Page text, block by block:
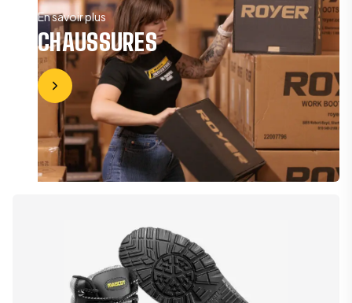
En savoir plus
CHAUSSURES